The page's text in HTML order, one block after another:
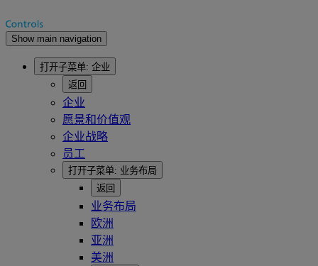
Show main navigation
打开子菜单: 企业
返回
企业
愿景和价值观
企业战略
员工
打开子菜单: 业务布局
返回
业务布局
欧洲
亚洲
美洲